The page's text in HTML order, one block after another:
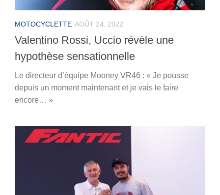
MOTOCYCLETTE AOÛT 24, 2022
Valentino Rossi, Uccio révèle une
hypothèse sensationnelle
Le directeur d’équipe Mooney VR46 : « Je pousse
depuis un moment maintenant et je vais le faire
encore… »